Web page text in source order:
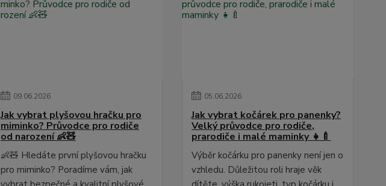
09.06.2026
Jak vybrat plyšovou hračku pro
miminko? Průvodce pro rodiče
od narození 👶🧸
👶🧸 Hledáte první plyšovou hračku
pro miminko? Poradíme vám, jak
05.06.2026
Jak vybrat kočárek pro panenky?
Velký průvodce pro rodiče,
prarodiče i malé maminky 👧🍼
Výběr kočárku pro panenky není jen o
vzhledu. Důležitou roli hraje věk